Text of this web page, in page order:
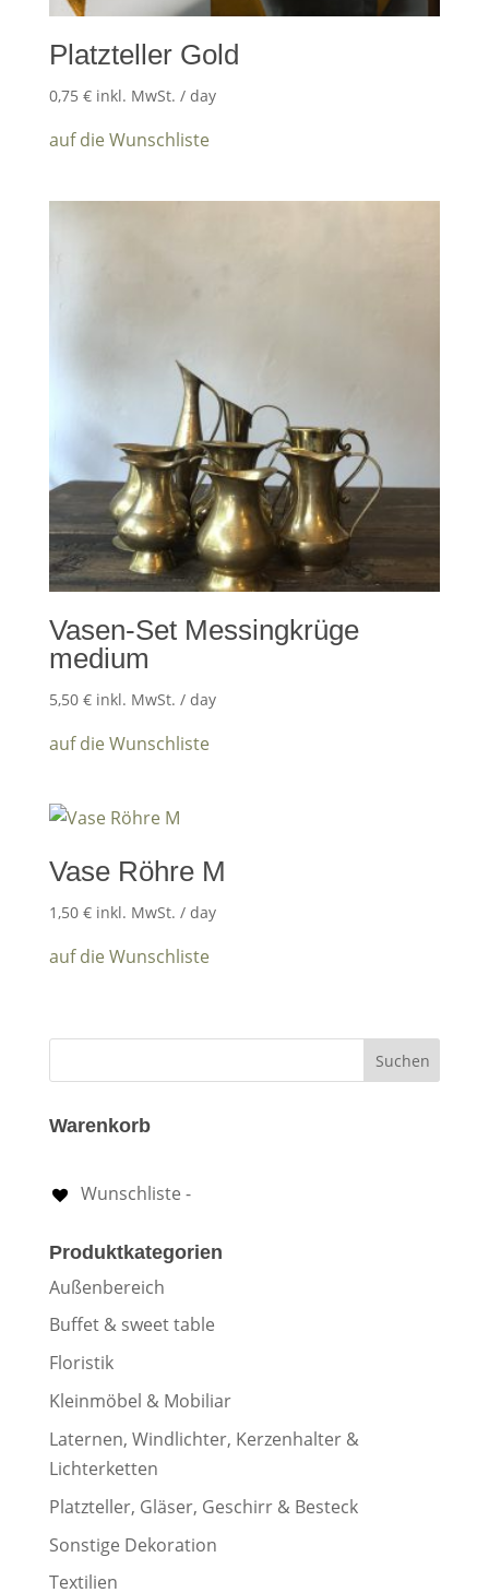
Platzteller Gold
0,75 € inkl. MwSt. / day
auf die Wunschliste
Vasen-Set Messingkrüge
medium
5,50 € inkl. MwSt. / day
auf die Wunschliste
Vase Röhre M
1,50 € inkl. MwSt. / day
auf die Wunschliste
Warenkorb
Wunschliste -
Produktkategorien
Außenbereich
Buffet & sweet table
Floristik
Kleinmöbel & Mobiliar
Laternen, Windlichter, Kerzenhalter &
Lichterketten
Platzteller, Gläser, Geschirr & Besteck
Sonstige Dekoration
Textilien